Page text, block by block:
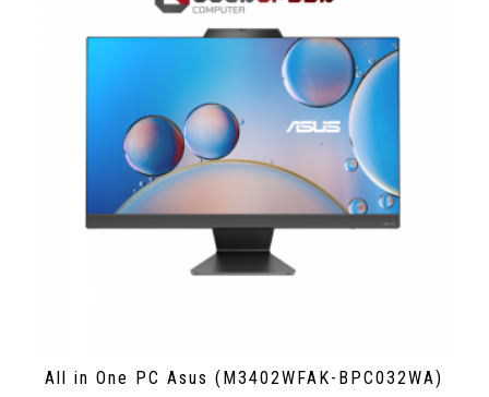
All in One PC Asus (M3402WFAK-BPC032WA)